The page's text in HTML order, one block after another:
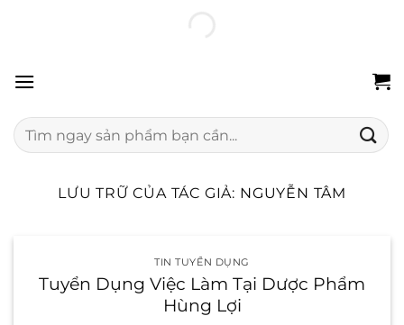
dung
Tìm
kiếm:
LƯU TRỮ CỦA TÁC GIẢ: NGUYỄN TÂM
TIN TUYỂN DỤNG
Tuyển Dụng Việc Làm Tại Dược Phẩm
Hùng Lợi